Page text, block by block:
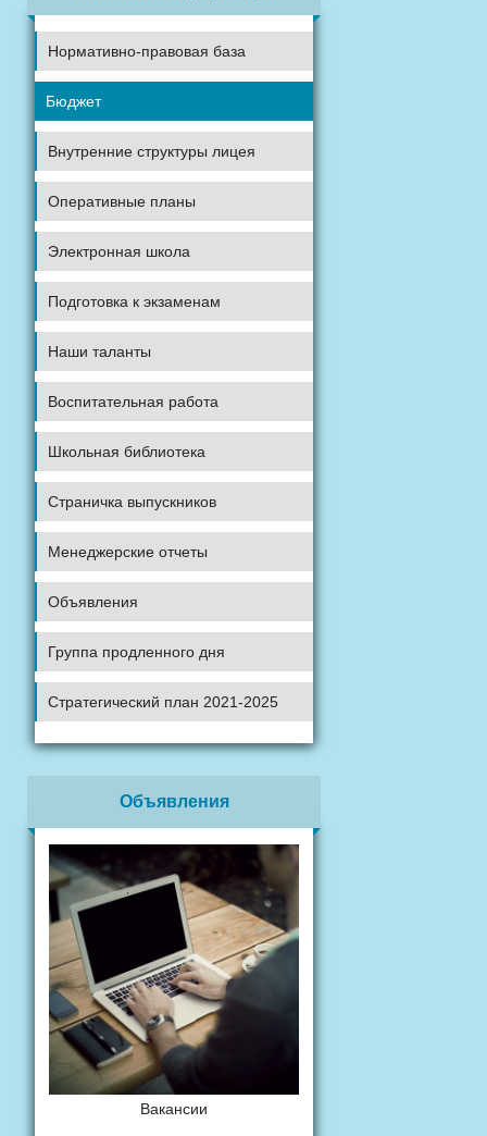
Нормативно-правовая база
Бюджет
Внутренние структуры лицея
Оперативные планы
Электронная школа
Подготовка к экзаменам
Наши таланты
Воспитательная работа
Школьная библиотека
Страничка выпускников
Менеджерские отчеты
Объявления
Группа продленного дня
Стратегический план 2021-2025
Объявления
Вакансии